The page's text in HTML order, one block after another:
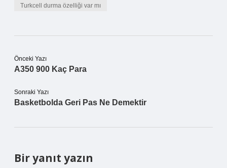
Turkcell durma özelliği var mı
Önceki Yazı
A350 900 Kaç Para
Sonraki Yazı
Basketbolda Geri Pas Ne Demektir
Bir yanıt yazın